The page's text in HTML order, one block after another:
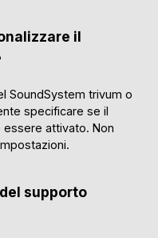
il
SoundSystem trivum o
specificare se il
attivato. Non
supporto